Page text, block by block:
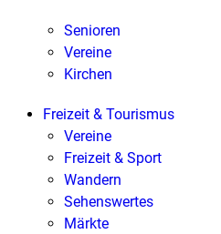
Senioren
Vereine
Kirchen
Freizeit & Tourismus
Vereine
Freizeit & Sport
Wandern
Sehenswertes
Märkte